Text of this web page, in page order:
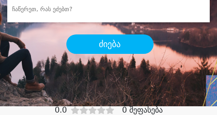
ძიება
შეიძინესასურველი მომსახურება
დიდი დანაზოგით
0.0 0 შეფასება